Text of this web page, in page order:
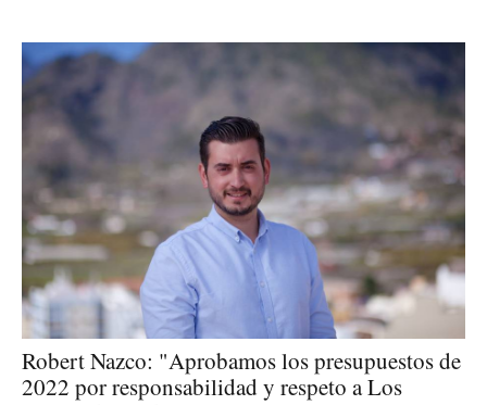
Robert Nazco: "Aprobamos los presupuestos de
2022 por responsabilidad y respeto a Los